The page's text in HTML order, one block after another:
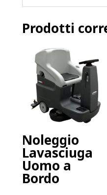
Prodotti
Noleggio
Lavasciuga
Uomo a
Bordo